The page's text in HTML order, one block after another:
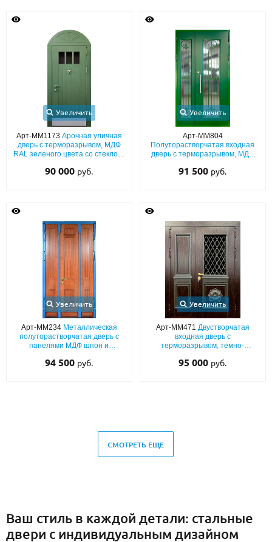
Увеличить
Арт-ММ1173 Арочная уличная
дверь с терморазрывом, МДФ
RAL зеленого цвета со стеклом,
90 000 руб.
Увеличить
Арт-ММ804
Полуторастворчатая входная
дверь с терморазрывом, МДФ
большим остеклением и ковкой
91 500 руб.
Увеличить
Арт-ММ234 Металлическая
полуторастворчатая дверь с
панелями МДФ шпон и
наличниками
94 500 руб.
Увеличить
Арт-ММ471 Двустворчатая
входная дверь с
терморазрывом, темно-
ковкой и багетным раскладом
95 000 руб.
СМОТРЕТЬ ЕЩЕ
Ваш стиль в каждой детали: стальные
двери с индивидуальным дизайном